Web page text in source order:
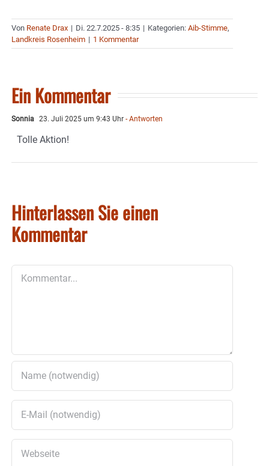
Von Renate Drax | Di. 22.7.2025 - 8:35 | Kategorien: Aib-Stimme,
Landkreis Rosenheim | 1 Kommentar
Ein Kommentar
Sonnia 23. Juli 2025 um 9:43 Uhr - Antworten
Tolle Aktion!
Hinterlassen Sie einen
Kommentar